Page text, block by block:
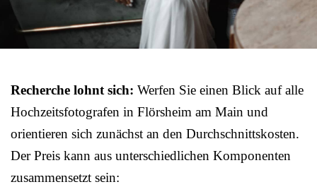
Recherche lohnt sich: Werfen Sie einen Blick auf alle
Hochzeitsfotografen in Flörsheim am Main und
orientieren sich zunächst an den Durchschnittskosten.
Der Preis kann aus unterschiedlichen Komponenten
zusammensetzt sein: